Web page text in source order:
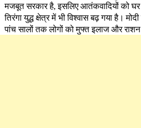
मजबूत सरकार है, इसलिए आतंकवादियों को
तिरंगा युद्ध क्षेत्र में भी विश्वास बढ़ गया है।
पांच सालों तक लोगों को मुफ्त इलाज और राशन